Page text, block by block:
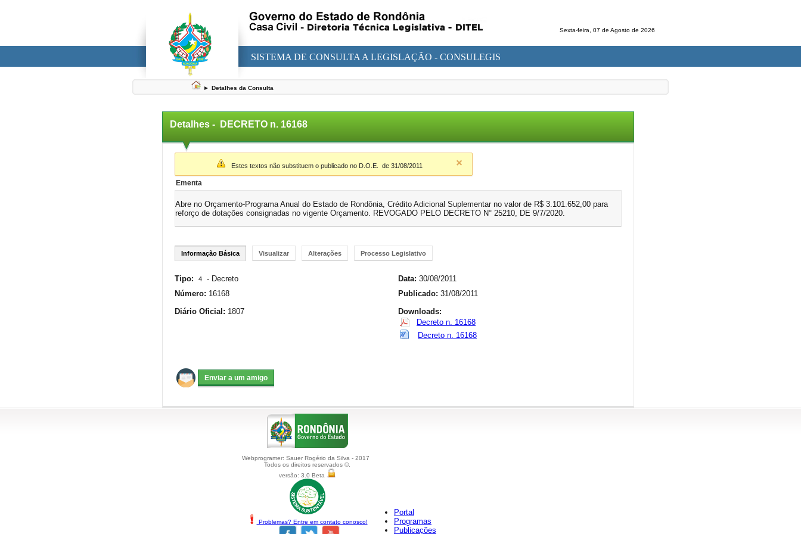
Sexta-feira, 07 de Agosto de 2026
SISTEMA DE CONSULTA A LEGISLAÇÃO - CONSULEGIS
► Detalhes da Consulta
Detalhes - DECRETO n. 16168
▼
Estes textos não substituem o publicado no D.O.E. de 31/08/2011
Ementa
Abre no Orçamento-Programa Anual do Estado de Rondônia, Crédito Adicional Suplementar no valor de R$ 3.101.652,00 para
reforço de dotações consignadas no vigente Orçamento. REVOGADO PELO DECRETO N° 25210, DE 9/7/2020.
Informação Básica Visualizar Alterações Processo Legislativo
Tipo: 4 - Decreto Data: 30/08/2011
Número: 16168 Publicado: 31/08/2011
Diário Oficial: 1807
Downloads:
Decreto n. 16168
Decreto n. 16168
Webprogramer: Sauer Rogério da Silva - 2017
Todos os direitos reservados ©.
versão: 3.0 Beta
Problemas? Entre em contato conosco!
Portal
Programas
Publicações